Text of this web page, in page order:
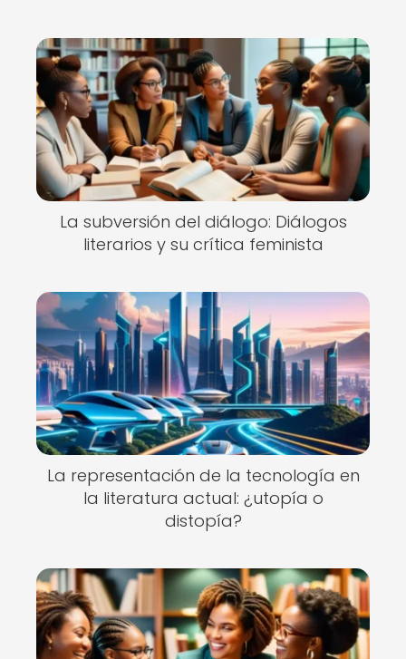
La subversión del diálogo: Diálogos
literarios y su crítica feminista
La representación de la tecnología en
la literatura actual: ¿utopía o
distopía?